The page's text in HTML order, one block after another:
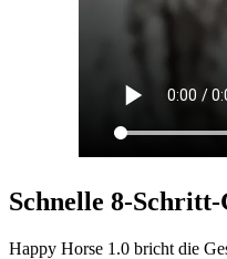
Schnelle 8-
Happy Horse 1.0 bricht die